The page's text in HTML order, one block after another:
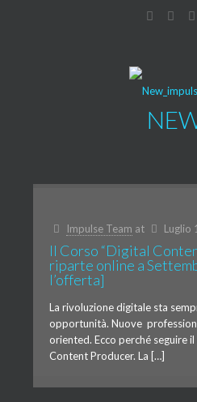
Impulse Team at Luglio
Il Corso “Digital
riparte online a
l’offerta]
La rivoluzione digitale sta
opportunità. Nuove
oriented. Ecco perché seguire
Content Producer. La […]